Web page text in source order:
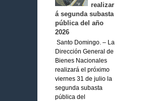
realizar
á segunda subasta
pública del año
2026
Santo Domingo. – La
Dirección General de
Bienes Nacionales
realizará el próximo
viernes 31 de julio la
segunda subasta
pública del